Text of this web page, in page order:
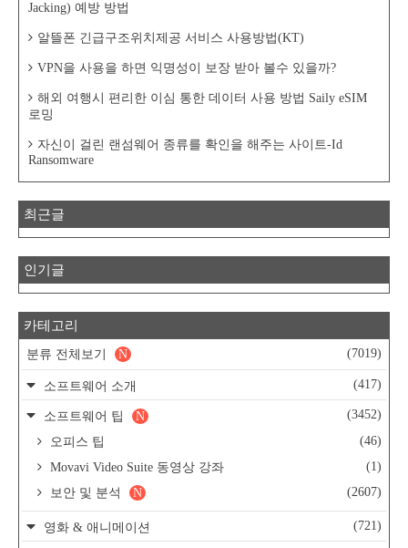
Jacking) 예방 방법
알뜰폰 긴급구조위치제공 서비스 사용방법(KT)
VPN을 사용을 하면 익명성이 보장 받아 볼수 있을까?
해외 여행시 편리한 이심 통한 데이터 사용 방법 Saily eSIM
로밍
자신이 걸린 랜섬웨어 종류를 확인을 해주는 사이트-Id
Ransomware
최근글
인기글
카테고리
분류 전체보기 (7019)
N
소프트웨어 소개 (417)
소프트웨어 팁 (3452)
N
오피스 팁
(46)
Movavi Video Suite 동영상 강좌
(1)
보안 및 분석
(2607)
N
영화 & 애니메이션 (721)